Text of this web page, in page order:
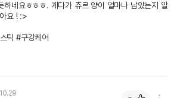
하네요ㅎㅎㅎ. 게다가 츄르 양이 얼마나 남았는지 알
요 ! :>
틱 #구강케어